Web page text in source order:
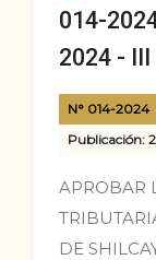
014-
2024 - III
N° 014-2024
Publicación:
APROBAR
DE